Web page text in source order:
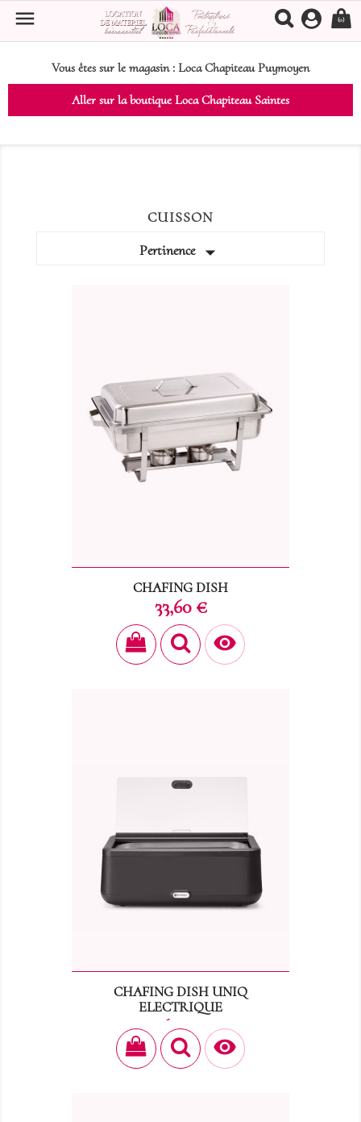
Vous êtes sur le magasin : Loca Chapiteau Puymoyen
Aller sur la boutique Loca Chapiteau Saintes
 (0)
CUISSON
Pertinence 
CHAFING DISH
Prix
33,60 €

CHAFING DISH UNIQ
ELECTRIQUE
Prix
36,00 €
